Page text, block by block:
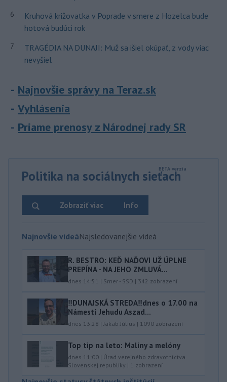
6
Kruhová križovatka v Poprade v smere z Hozelca bude
hotová budúci rok
7
TRAGÉDIA NA DUNAJI: Muž sa išiel okúpať, z vody viac
nevyšiel
Najnovšie správy na Teraz.sk
Vyhlásenia
Priame prenosy z Národnej rady SR
Politika na sociálnych sieťach
Info
Zobraziť viac
Najnovšie videáNajsledovanejšie videá
R. BESTRO: KEĎ NAĎOVI UŽ ÚPLNE
PREPÍNA - NA JEHO ZMLUVÁ...
dnes 14:51 | Smer - SSD | 342 zobrazení
‼️DUNAJSKÁ STREDA‼️dnes o 17.00 na
Námestí Jehudu Aszad...
dnes 13:28 | Jakab Július | 1090 zobrazení
Top tip na leto: Maliny a melóny
dnes 11:00 | Úrad verejného zdravotníctva
Slovenskej republiky | 1 zobrazení